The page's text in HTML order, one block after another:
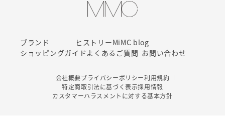
ブランド ヒストリーMiMC blog
ショッピングガイド よくあるご質問 お問い合わせ
会社概要プライバシーポリシー利用規約
特定商取引法に基づく表示採用情報
カスタマーハラスメントに対する基本方針